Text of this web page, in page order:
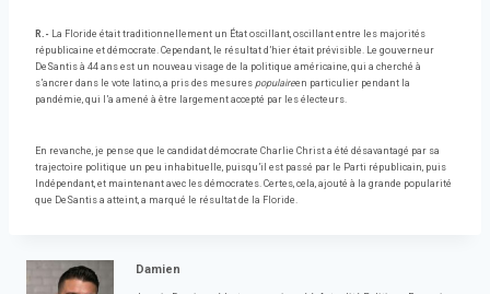
R.- La Floride était traditionnellement un État oscillant, oscillant entre les majorités
républicaine et démocrate. Cependant, le résultat d’hier était prévisible. Le gouverneur
DeSantis à 44 ans est un nouveau visage de la politique américaine, qui a cherché à
s’ancrer dans le vote latino, a pris des mesures populaireen particulier pendant la
pandémie, qui l’a amené à être largement accepté par les électeurs.
En revanche, je pense que le candidat démocrate Charlie Christ a été désavantagé par sa
trajectoire politique un peu inhabituelle, puisqu’il est passé par le Parti républicain, puis
Indépendant, et maintenant avec les démocrates. Certes, cela, ajouté à la grande popularité
que DeSantis a atteint, a marqué le résultat de la Floride.
Damien